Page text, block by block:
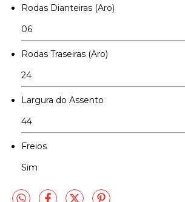
Rodas Dianteiras (Aro)
06
Rodas Traseiras (Aro)
24
Largura do Assento
44
Freios
Sim